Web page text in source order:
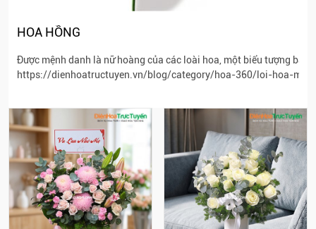
HOA HỒNG
Được mệnh danh là nữ hoàng của các loài hoa, một biểu tượng bất
https://dienhoatructuyen.vn/blog/category/hoa-360/loi-hoa-